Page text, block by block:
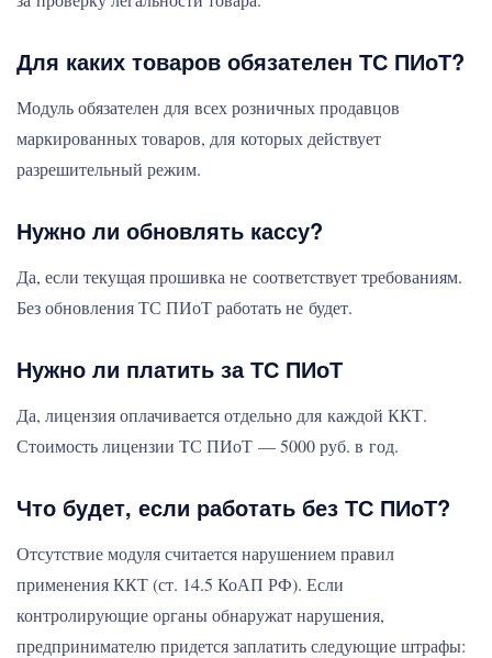
Для каких товаров обязателен ТС ПИоТ?
Модуль обязателен для всех розничных продавцов
маркированных товаров, для которых действует
разрешительный режим.
Нужно ли обновлять кассу?
Да, если текущая прошивка не соответствует требованиям.
Без обновления ТС ПИоТ работать не будет.
Нужно ли платить за ТС ПИоТ
Да, лицензия оплачивается отдельно для каждой ККТ.
Стоимость лицензии ТС ПИоТ — 5000 руб. в год.
Что будет, если работать без ТС ПИоТ?
Отсутствие модуля считается нарушением правил
применения ККТ (ст. 14.5 КоАП РФ). Если
контролирующие органы обнаружат нарушения,
предпринимателю придется заплатить следующие штрафы: